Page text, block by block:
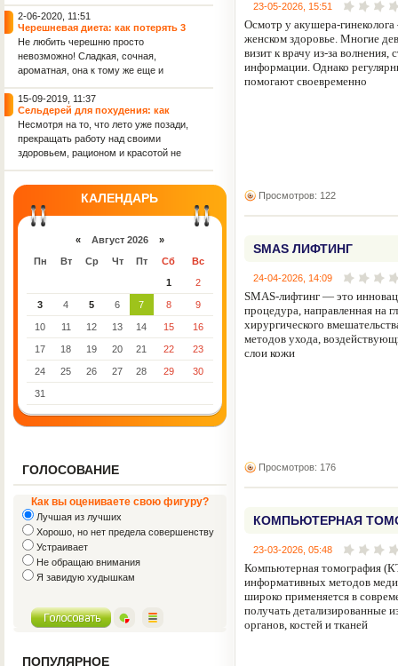
Ведь дыня отлично насыщает.
Кроме того, после дынной диеты ты
отметишь заметное улучшение
упругости кожи и уменьшение
целлюлита.
2-06-2020, 11:51
Черешневая диета: как потерять 3
килограмма всего лишь за 7 дней
Не любить черешню просто
невозможно! Сладкая, сочная,
ароматная, она к тому же еще и
издавна называют ягодой молодости.
15-09-2019, 11:37
Сельдерей для похудения: как
сбросить вес с помощью этого
полезного овоща
Несмотря на то, что лето уже позади,
прекращать работу над своими
здоровьем, рационом и красотой не
сельдерей и как можно использовать
его для похудения.
КАЛЕНДАРЬ
« Август 2026 »
Пн
Вт Ср Чт Пт Сб
Вс
1
2
3 4 5 6 7 8 9
10 11 12 13 14 15 16
17 18 19 20 21 22 23
24 25 26 27 28 29 30
31
ГОЛОСОВАНИЕ
Как вы оцениваете свою фигуру?
Лучшая из лучших
Хорошо, но нет предела совершенству
Устраивает
Не обращаю внимания
Я завидую худышкам
ПОПУЛЯРНОЕ
23-05-2026, 15:51
Осмотр у акушера-
женском здоровье. Многие
визит к врачу из-за волнения,
информации. Однако
помогают своевременно
Просмотров: 122
SMAS ЛИФТИНГ
24-04-2026, 14:09
SMAS-лифтинг — это
процедура, направленная на
хирургического
методов ухода,
слои кожи
Просмотров: 176
КОМПЬЮТЕРНАЯ
23-03-2026, 05:48
Компьютерная томография
информативных методов
широко применяется в
получать детализированные
органов, костей и тканей